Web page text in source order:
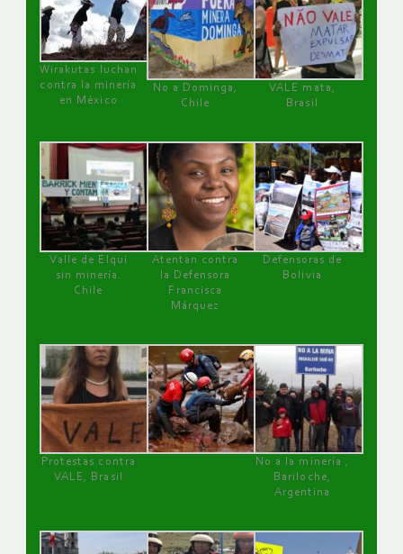
Wirakutas luchan
contra la minería
en México
No a Dominga,
Chile
VALE mata,
Brasil
Valle de Elqui
sin minería.
Chile
Atentan contra
la Defensora
Francisca
Márquez
Defensoras de
Bolivia
Protestas contra
VALE, Brasil
No a la minería ,
Bariloche,
Argentina